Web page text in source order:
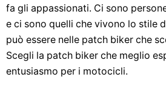
fa gli appassionati. Ci sono
e ci sono quelli che vivono lo stile
può essere nelle patch biker che
Scegli la patch biker che meglio
entusiasmo per i motocicli.